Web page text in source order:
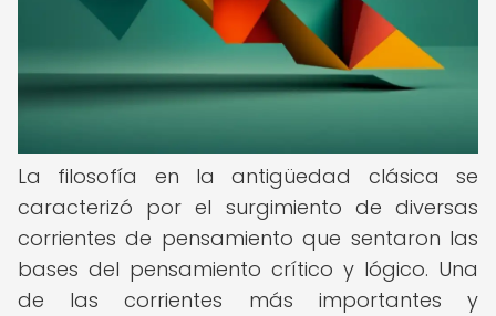
La filosofía en la antigüedad clásica se
caracterizó por el surgimiento de diversas
corrientes de pensamiento que sentaron las
bases del pensamiento crítico y lógico. Una
de las corrientes más importantes y